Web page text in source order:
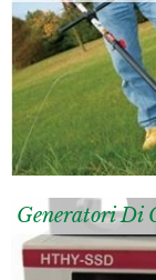
Generatori Di